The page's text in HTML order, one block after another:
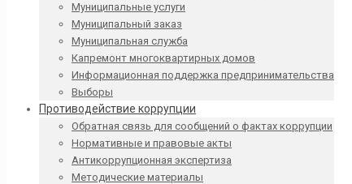
Муниципальные услуги
Муниципальный заказ
Муниципальная служба
Капремонт многоквартирных домов
Информационная поддержка предпринимательства
Выборы
Противодействие коррупции
Обратная связь для сообщений о фактах коррупции
Нормативные и правовые акты
Антикоррупционная экспертиза
Методические материалы